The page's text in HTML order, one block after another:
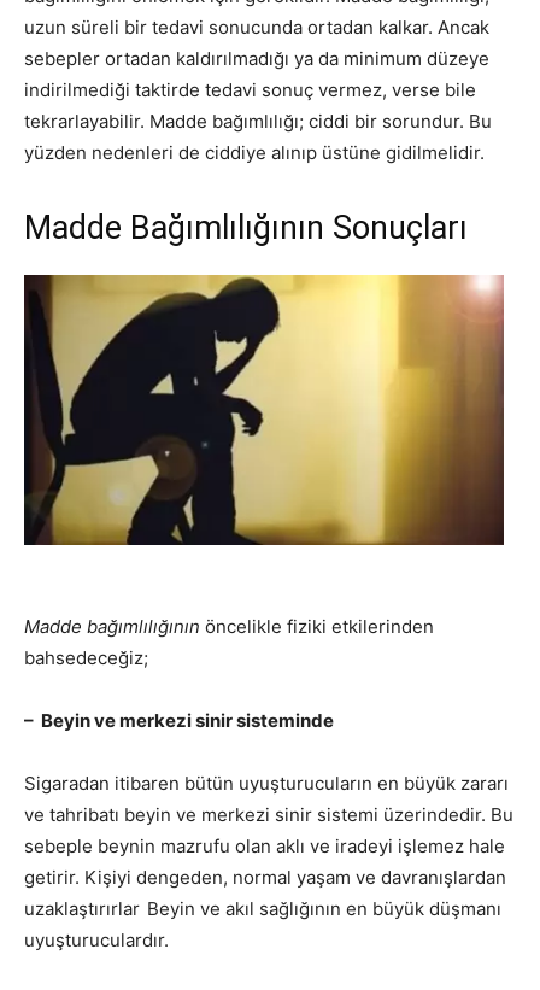
uzun süreli bir tedavi sonucunda ortadan kalkar. Ancak
sebepler ortadan kaldırılmadığı ya da minimum düzeye
indirilmediği taktirde tedavi sonuç vermez, verse bile
tekrarlayabilir. Madde bağımlılığı; ciddi bir sorundur. Bu
yüzden nedenleri de ciddiye alınıp üstüne gidilmelidir.
Madde Bağımlılığının Sonuçları
Madde bağımlılığının öncelikle fiziki etkilerinden
bahsedeceğiz;
– Beyin ve merkezi sinir sisteminde
Sigaradan itibaren bütün uyuşturucuların en büyük zararı
ve tahribatı beyin ve merkezi sinir sistemi üzerindedir. Bu
sebeple beynin mazrufu olan aklı ve iradeyi işlemez hale
getirir. Kişiyi dengeden, normal yaşam ve davranışlardan
uzaklaştırırlar Beyin ve akıl sağlığının en büyük düşmanı
uyuşturuculardır.